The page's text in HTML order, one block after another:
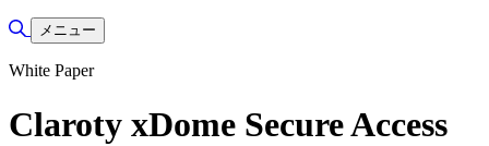
検索の切り替え
メニュー
White Paper
Claroty xDome Secure Access